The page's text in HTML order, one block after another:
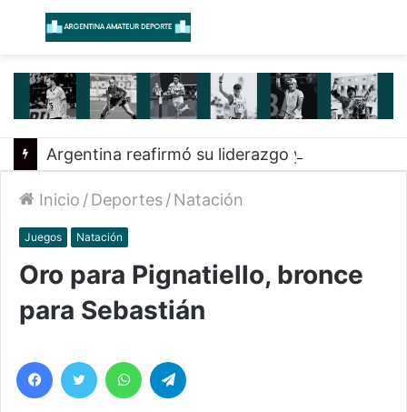
Menú
Inicio /Deportes/Natación
Juegos Natación
Oro para Pignatiello, bronce
para Sebastián
Facebook
Twitter WhatsApp